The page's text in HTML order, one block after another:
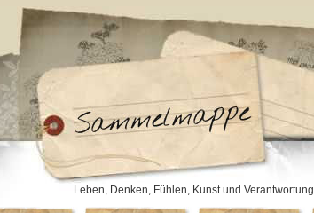
Leben, Denken, Fühlen, Kunst und Verantwortung